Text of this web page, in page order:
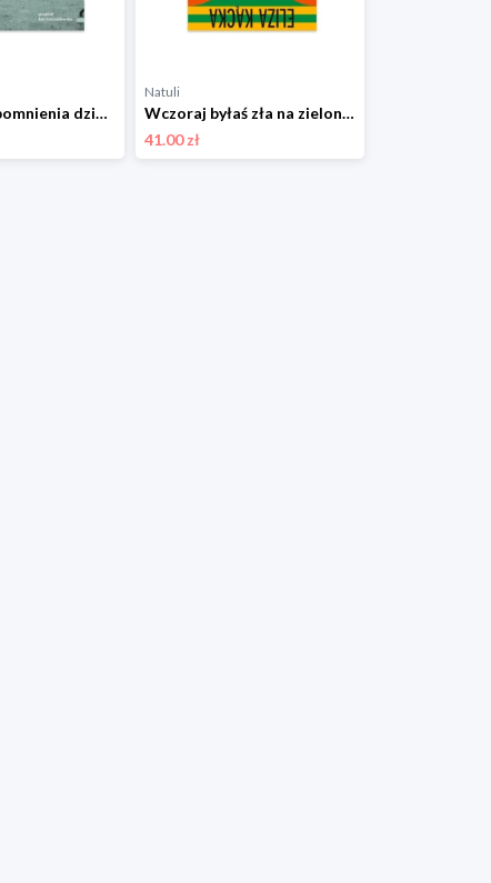
Wróżba. Wspomnienia dziewczynki Karakter
Natuli
Wczoraj byłaś zła na zielono Karakter
41.00 zł